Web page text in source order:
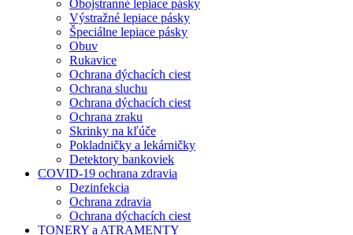
Obojstranné lepiace pásky
Výstražné lepiace pásky
Špeciálne lepiace pásky
Obuv
Rukavice
Ochrana dýchacích ciest
Ochrana sluchu
Ochrana dýchacích ciest
Ochrana zraku
Skrinky na kľúče
Pokladničky a lekárničky
Detektory bankoviek
COVID-19 ochrana zdravia
Dezinfekcia
Ochrana zdravia
Ochrana dýchacích ciest
TONERY a ATRAMENTY